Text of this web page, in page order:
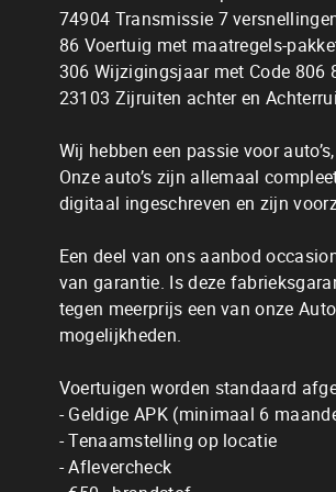
74904 Transmissie 7
86 Voertuig met maatregels-
306 Wijzigingsjaar met Code 806
23103 Zijruiten achter en
Wij hebben een passie voor
Onze auto’s zijn allemaal
digitaal ingeschreven en zijn
Een deel van ons aanbod
van garantie. Is deze
tegen meerprijs een van onze
mogelijkheden.
Voertuigen worden standaard
- Geldige APK (minimaal 6
- Tenaamstelling op locatie
- Aflevercheck